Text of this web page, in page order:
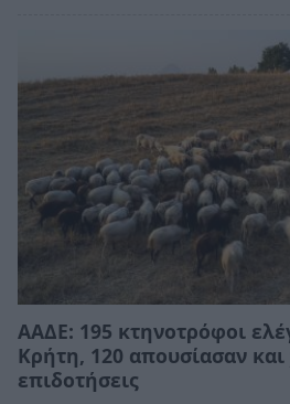
ΑΑΔΕ: 195 κτηνοτρόφοι
Κρήτη, 120 απουσίασαν και
επιδοτήσεις